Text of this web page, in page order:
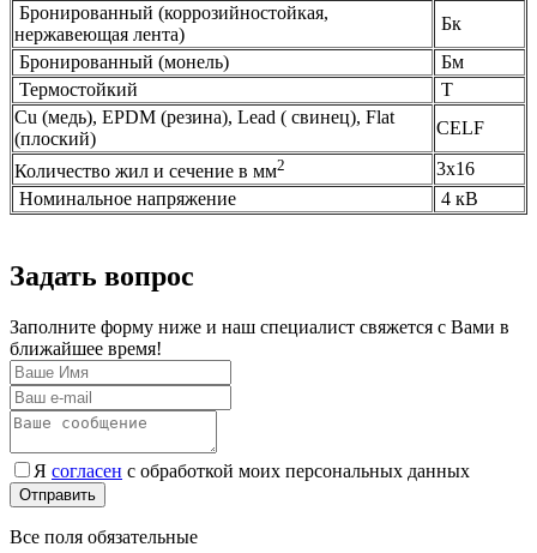
Бронированный (коррозийностойкая,
нержавеющая лента)
Бк
Бронированный (монель)
Бм
Термостойкий
Т
Cu (медь), EPDM (резина), Lead ( свинец), Flat
(плоский)
CELF
Количество жил и сечение в мм2
3х16
Номинальное напряжение
4 кВ
Задать вопрос
Заполните форму ниже и наш специалист свяжется с Вами в
ближайшее время!
Я согласен с обработкой моих персональных данных
Отправить
Все поля обязательные